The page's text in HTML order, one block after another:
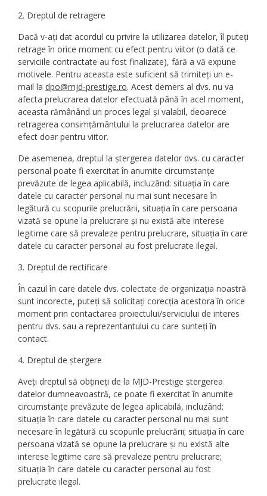
2. Dreptul de retragere
Dacă v-ați dat acordul cu privire la utilizarea datelor, îl puteți
retrage în orice moment cu efect pentru viitor (o dată ce
serviciile contractate au fost finalizate), fără a vă expune
motivele. Pentru aceasta este suficient să trimiteți un e-
mail la dpo@mjd-prestige.ro. Acest demers al dvs. nu va
afecta prelucrarea datelor efectuată până în acel moment,
aceasta rămânând un proces legal și valabil, deoarece
retragerea consimțământului la prelucrarea datelor are
efect doar pentru viitor.
De asemenea, dreptul la ștergerea datelor dvs. cu caracter
personal poate fi exercitat în anumite circumstanțe
prevăzute de legea aplicabilă, incluzând: situația în care
datele cu caracter personal nu mai sunt necesare în
legătură cu scopurile prelucrării, situația în care persoana
vizată se opune la prelucrare și nu există alte interese
legitime care să prevaleze pentru prelucrare, situația în care
datele cu caracter personal au fost prelucrate ilegal.
3. Dreptul de rectificare
În cazul în care datele dvs. colectate de organizația noastră
sunt incorecte, puteți să solicitați corecția acestora în orice
moment prin contactarea proiectului/serviciului de interes
pentru dvs. sau a reprezentantului cu care sunteți în
contact.
4. Dreptul de ștergere
Aveți dreptul să obțineți de la MJD-Prestige ștergerea
datelor dumneavoastră, ce poate fi exercitat în anumite
circumstanțe prevăzute de legea aplicabilă, incluzând:
situația în care datele cu caracter personal nu mai sunt
necesare în legătură cu scopurile prelucrării; situația în care
persoana vizată se opune la prelucrare și nu există alte
interese legitime care să prevaleze pentru prelucrare;
situația în care datele cu caracter personal au fost
prelucrate ilegal.